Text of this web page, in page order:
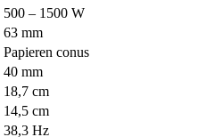
500 – 1500 W
63 mm
Papieren conus
40 mm
18,7 cm
14,5 cm
38,3 Hz